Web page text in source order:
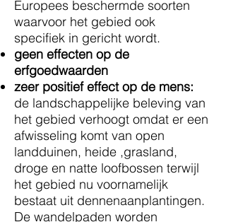
Europees beschermde soorten
waarvoor het gebied ook
specifiek in gericht wordt.
geen effecten op de
erfgoedwaarden
zeer positief effect op de mens:
de landschappelijke beleving van
het gebied verhoogt omdat er een
afwisseling komt van open
landduinen, heide ,grasland,
droge en natte loofbossen terwijl
het gebied nu voornamelijk
bestaat uit dennenaanplantingen.
De wandelpaden worden